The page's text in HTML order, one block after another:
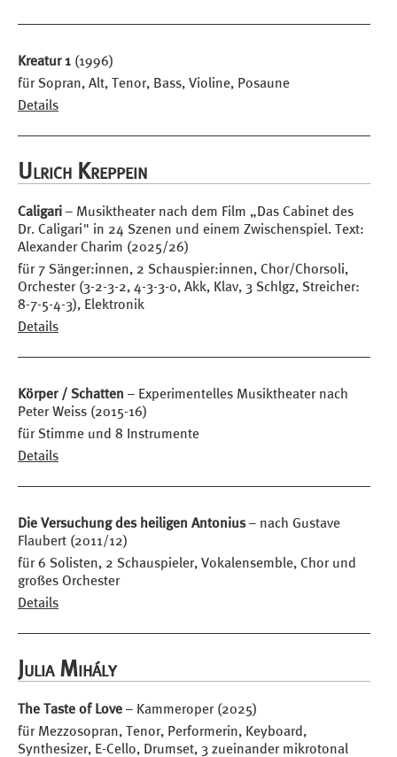
Kreatur 1 (1996)
für Sopran, Alt, Tenor, Bass, Violine, Posaune
Details
Ulrich Kreppein
Caligari – Musiktheater nach dem Film „Das Cabinet des
Dr. Caligari" in 24 Szenen und einem Zwischenspiel. Text:
Alexander Charim (2025/26)
für 7 Sänger:innen, 2 Schauspier:innen, Chor/Chorsoli,
Orchester (3-2-3-2, 4-3-3-0, Akk, Klav, 3 Schlgz, Streicher:
8-7-5-4-3), Elektronik
Details
Körper / Schatten – Experimentelles Musiktheater nach
Peter Weiss (2015-16)
für Stimme und 8 Instrumente
Details
Die Versuchung des heiligen Antonius– nach Gustave
Flaubert (2011/12)
für 6 Solisten, 2 Schauspieler, Vokalensemble, Chor und
großes Orchester
Details
Julia Mihály
The Taste of Love – Kammeroper (2025)
für Mezzosopran, Tenor, Performerin, Keyboard,
Synthesizer, E-Cello, Drumset, 3 zueinander mikrotonal